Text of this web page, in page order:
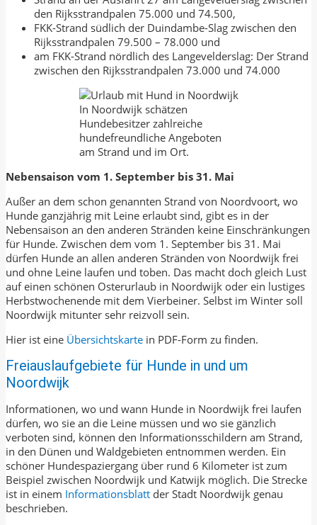
den Rijksstrandpalen 75.000 und 74.500,
FKK-Strand südlich der Duindambe-Slag zwischen den
Rijksstrandpalen 79.500 – 78.000 und
am FKK-Strand nördlich des Langevelderslag: Der Strand
zwischen den Rijksstrandpalen 73.000 und 74.000
In Noordwijk schätzen
Hundebesitzer zahlreiche
hundefreundliche Angeboten
am Strand und im Ort.
Nebensaison vom 1. September bis 31. Mai
Außer an dem schon genannten Strand von Noordvoort, wo
Hunde ganzjährig mit Leine erlaubt sind, gibt es in der
Nebensaison an den anderen Stränden keine Einschränkungen
für Hunde. Zwischen dem vom 1. September bis 31. Mai
dürfen Hunde an allen anderen Stränden von Noordwijk frei
und ohne Leine laufen und toben. Das macht doch gleich Lust
auf einen schönen Osterurlaub in Noordwijk oder ein lustiges
Herbstwochenende mit dem Vierbeiner. Selbst im Winter soll
Noordwijk mitunter sehr reizvoll sein.
Hier ist eine Übersichtskarte in PDF-Form zu finden.
Freiauslaufgebiete für Hunde in und um
Noordwijk
Informationen, wo und wann Hunde in Noordwijk frei laufen
dürfen, wo sie an die Leine müssen und wo sie gänzlich
verboten sind, können den Informationsschildern am Strand,
in den Dünen und Waldgebieten entnommen werden. Ein
schöner Hundespaziergang über rund 6 Kilometer ist zum
Beispiel zwischen Noordwijk und Katwijk möglich. Die Strecke
ist in einem Informationsblatt der Stadt Noordwijk genau
beschrieben.